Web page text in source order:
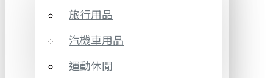
旅行用品
汽機車用品
運動休閒